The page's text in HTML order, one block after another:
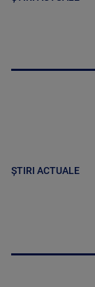
ȘTIRI ACTUALE